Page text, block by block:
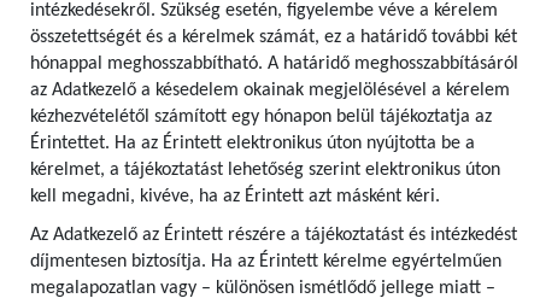
intézkedésekről. Szükség esetén, figyelembe véve a kérelem
összetettségét és a kérelmek számát, ez a határidő további két
hónappal meghosszabbítható. A határidő meghosszabbításáról
az Adatkezelő a késedelem okainak megjelölésével a kérelem
kézhezvételétől számított egy hónapon belül tájékoztatja az
Érintettet. Ha az Érintett elektronikus úton nyújtotta be a
kérelmet, a tájékoztatást lehetőség szerint elektronikus úton
kell megadni, kivéve, ha az Érintett azt másként kéri.
Az Adatkezelő az Érintett részére a tájékoztatást és intézkedést
díjmentesen biztosítja. Ha az Érintett kérelme egyértelműen
megalapozatlan vagy – különösen ismétlődő jellege miatt –